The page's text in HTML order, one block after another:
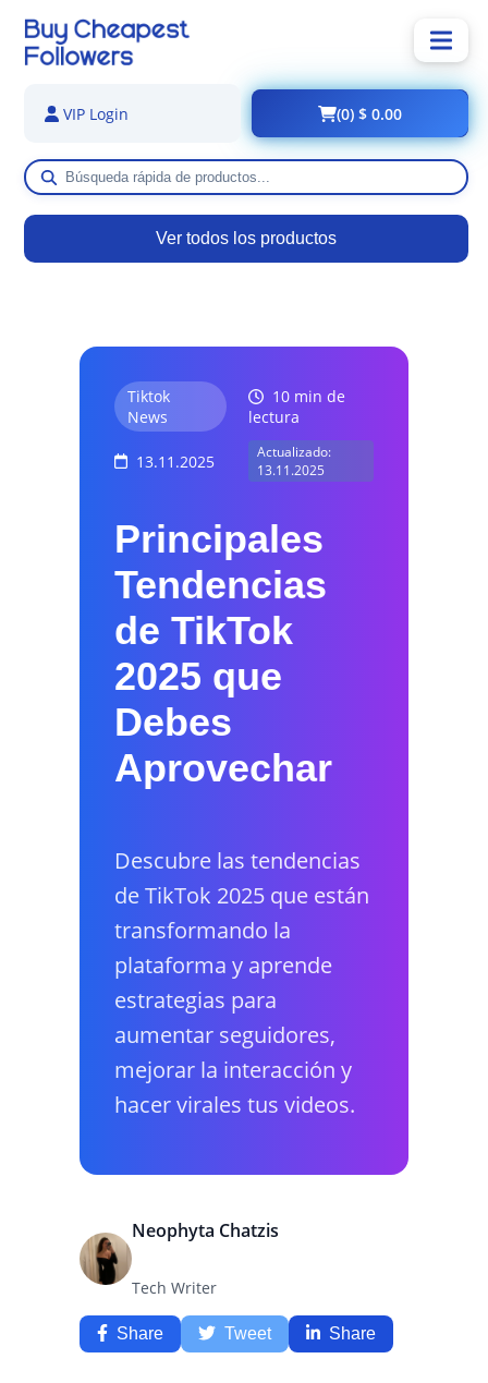
Ver todos los productos
VIP Login (0) $ 0.00
Tiktok
News
10 min de
lectura
13.11.2025
Actualizado:
13.11.2025
Principales
Tendencias
de TikTok
2025 que
Debes
Aprovechar
Descubre las tendencias
de TikTok 2025 que están
transformando la
plataforma y aprende
estrategias para
aumentar seguidores,
mejorar la interacción y
hacer virales tus videos.
Neophyta Chatzis
Tech Writer
Share Tweet Share